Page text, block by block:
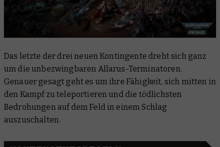
Das letzte der drei neuen Kontingente dreht sich ganz
um die unbezwingbaren Allarus-Terminatoren.
Genauer gesagt geht es um ihre Fähigkeit, sich mitten in
den Kampf zu teleportieren und die tödlichsten
Bedrohungen auf dem Feld in einem Schlag
auszuschalten.